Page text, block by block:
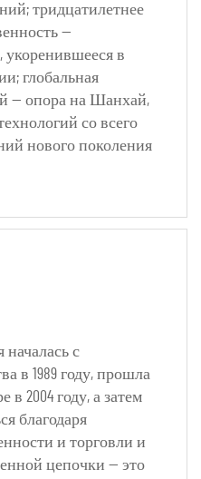
тридцатилетнее
—
укоренившееся в
глобальная
— опора на Шанхай,
со всего
нового поколения
началась с
в 1989 году, прошла
в 2004 году, а затем
благодаря
и торговли и
цепочки — это